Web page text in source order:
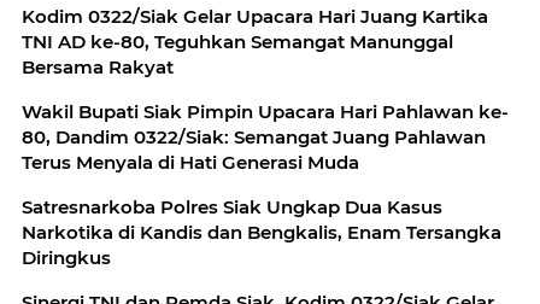
Kodim 0322/Siak Gelar Upacara Hari Juang Kartika
TNI AD ke-80, Teguhkan Semangat Manunggal
Bersama Rakyat
Wakil Bupati Siak Pimpin Upacara Hari Pahlawan ke-
80, Dandim 0322/Siak: Semangat Juang Pahlawan
Terus Menyala di Hati Generasi Muda
Satresnarkoba Polres Siak Ungkap Dua Kasus
Narkotika di Kandis dan Bengkalis, Enam Tersangka
Diringkus